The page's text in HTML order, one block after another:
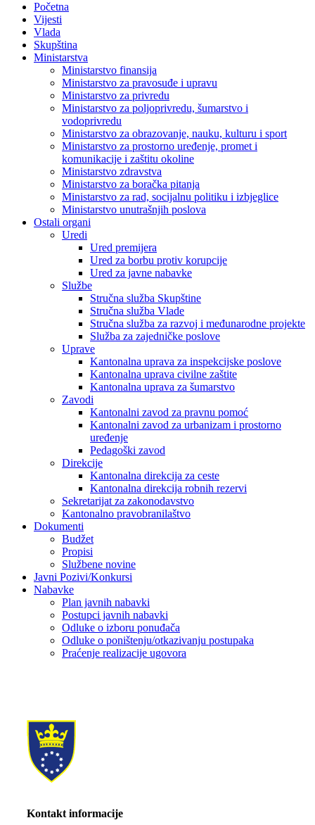
Početna
Vijesti
Vlada
Skupština
Ministarstva
Ministarstvo finansija
Ministarstvo za pravosuđe i upravu
Ministarstvo za privredu
Ministarstvo za poljoprivredu, šumarstvo i
vodoprivredu
Ministarstvo za obrazovanje, nauku, kulturu i sport
Ministarstvo za prostorno uređenje, promet i
komunikacije i zaštitu okoline
Ministarstvo zdravstva
Ministarstvo za boračka pitanja
Ministarstvo za rad, socijalnu politiku i izbjeglice
Ministarstvo unutrašnjih poslova
Ostali organi
Uredi
Ured premijera
Ured za borbu protiv korupcije
Ured za javne nabavke
Službe
Stručna služba Skupštine
Stručna služba Vlade
Stručna služba za razvoj i međunarodne projekte
Služba za zajedničke poslove
Uprave
Kantonalna uprava za inspekcijske poslove
Kantonalna uprava civilne zaštite
Kantonalna uprava za šumarstvo
Zavodi
Kantonalni zavod za pravnu pomoć
Kantonalni zavod za urbanizam i prostorno
uređenje
Pedagoški zavod
Direkcije
Kantonalna direkcija za ceste
Kantonalna direkcija robnih rezervi
Sekretarijat za zakonodavstvo
Kantonalno pravobranilaštvo
Dokumenti
Budžet
Propisi
Službene novine
Javni Pozivi/Konkursi
Nabavke
Plan javnih nabavki
Postupci javnih nabavki
Odluke o izboru ponuđača
Odluke o poništenju/otkazivanju postupaka
Praćenje realizacije ugovora
Kontakt informacije